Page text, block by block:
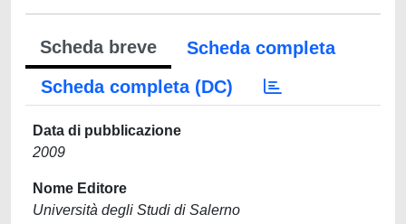
Scheda breve
Scheda completa
Scheda completa (DC)
Data di pubblicazione
2009
Nome Editore
Università degli Studi di Salerno